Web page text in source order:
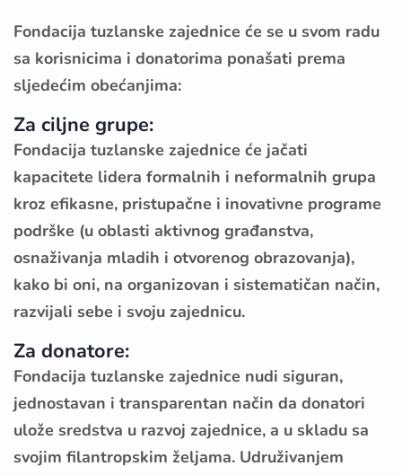
Fondacija tuzlanske zajednice će se u svom radu
sa korisnicima i donatorima ponašati prema
sljedećim obećanjima:
Za ciljne grupe:
Fondacija tuzlanske zajednice će jačati
kapacitete lidera formalnih i neformalnih grupa
kroz efikasne, pristupačne i inovativne programe
podrške (u oblasti aktivnog građanstva,
osnaživanja mladih i otvorenog obrazovanja),
kako bi oni, na organizovan i sistematičan način,
razvijali sebe i svoju zajednicu.
Za donatore:
Fondacija tuzlanske zajednice nudi siguran,
jednostavan i transparentan način da donatori
ulože sredstva u razvoj zajednice, a u skladu sa
svojim filantropskim željama. Udruživanjem